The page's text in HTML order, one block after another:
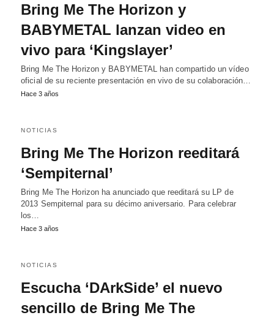
Bring Me The Horizon y
BABYMETAL lanzan video en
vivo para ‘Kingslayer’
Bring Me The Horizon y BABYMETAL han compartido un vídeo
oficial de su reciente presentación en vivo de su colaboración…
Hace 3 años
NOTICIAS
Bring Me The Horizon reeditará
‘Sempiternal’
Bring Me The Horizon ha anunciado que reeditará su LP de
2013 Sempiternal para su décimo aniversario. Para celebrar
los…
Hace 3 años
NOTICIAS
Escucha ‘DArkSide’ el nuevo
sencillo de Bring Me The